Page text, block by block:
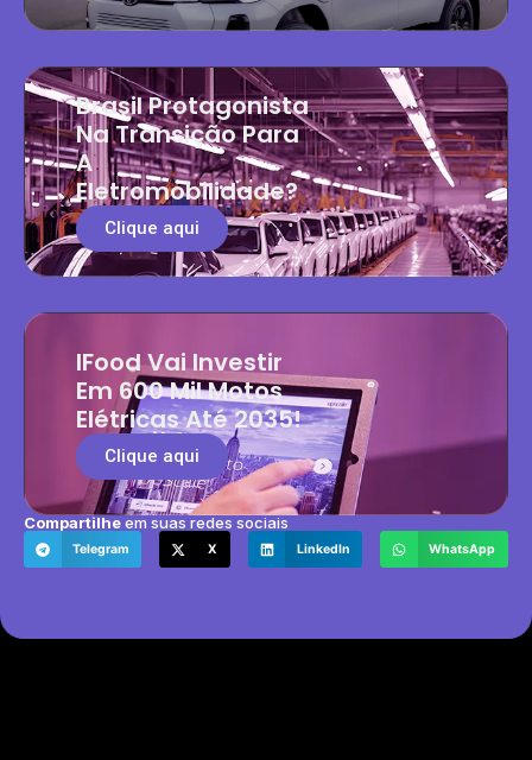
Brasil Protagonista
Na Transição Para
A
Eletromobilidade?
Clique aqui
IFood Vai Investir
Em 600 Mil Motos
Elétricas Até 2035!
Clique aqui
Compartilheem suas redes sociais
Telegram X LinkedIn WhatsApp